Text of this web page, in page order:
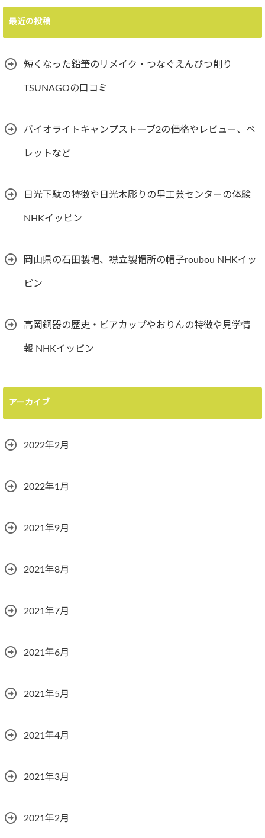
最近の投稿
短くなった鉛筆のリメイク・つなぐえんぴつ削り
TSUNAGOの口コミ
バイオライトキャンプストーブ2の価格やレビュー、ペ
レットなど
日光下駄の特徴や日光木彫りの里工芸センターの体験
NHKイッピン
岡山県の石田製帽、襟立製帽所の帽子roubou NHKイッ
ピン
高岡銅器の歴史・ビアカップやおりんの特徴や見学情
報 NHKイッピン
アーカイブ
2022年2月
2022年1月
2021年9月
2021年8月
2021年7月
2021年6月
2021年5月
2021年4月
2021年3月
2021年2月